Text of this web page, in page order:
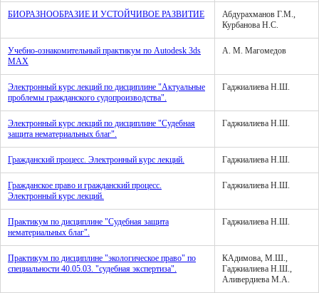
БИОРАЗНООБРАЗИЕ И УСТОЙЧИВОЕ РАЗВИТИЕ
Абдурахманов Г.М.,
Курбанова Н.С.
Учебно-ознакомительный практикум по Autodesk 3ds
MAX
А. М. Магомедов
Электронный курс лекций по дисциплине "Актуальные
проблемы гражданского судопроизводства".
Гаджиалиева Н.Ш.
Электронный курс лекций по дисциплине "Судебная
защита нематериальных благ".
Гаджиалиева Н.Ш.
Гражданский процесс. Электронный курс лекций. Гаджиалиева Н.Ш.
Гражданское право и гражданский процесс.
Электронный курс лекций.
Гаджиалиева Н.Ш.
Практикум по дисциплине "Судебная защита
нематериальных благ".
Гаджиалиева Н.Ш.
Практикум по дисциплине "экологическое право" по
специальности 40.05.03. "судебная экспертиза".
КАдимова, М.Ш.,
Гаджиалиева Н.Ш.,
Аливердиева М.А.